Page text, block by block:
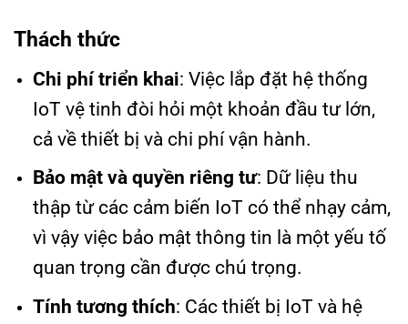
Thách thức
Chi phí triển khai: Việc lắp đặt hệ thống
IoT vệ tinh đòi hỏi một khoản đầu tư lớn,
cả về thiết bị và chi phí vận hành.
Bảo mật và quyền riêng tư: Dữ liệu thu
thập từ các cảm biến IoT có thể nhạy cảm,
vì vậy việc bảo mật thông tin là một yếu tố
quan trọng cần được chú trọng.
Tính tương thích: Các thiết bị IoT và hệ